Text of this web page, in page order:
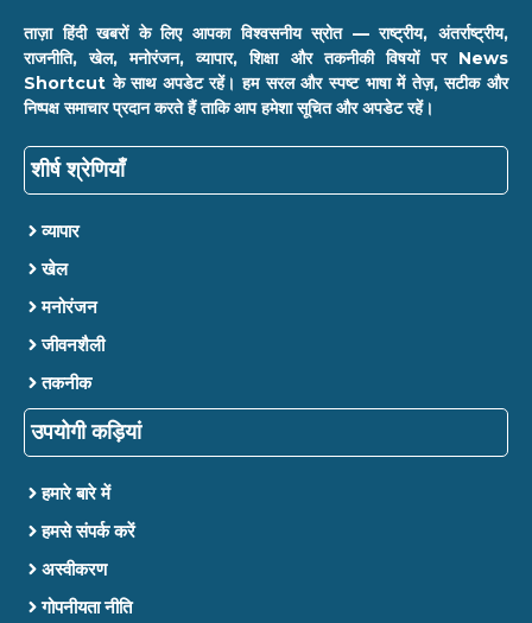
ताज़ा हिंदी खबरों के लिए आपका विश्वसनीय स्रोत — राष्ट्रीय, अंतर्राष्ट्रीय,
राजनीति, खेल, मनोरंजन, व्यापार, शिक्षा और तकनीकी विषयों पर News
Shortcut के साथ अपडेट रहें। हम सरल और स्पष्ट भाषा में तेज़, सटीक और
निष्पक्ष समाचार प्रदान करते हैं ताकि आप हमेशा सूचित और अपडेट रहें।
शीर्ष श्रेणियाँ
व्यापार
खेल
मनोरंजन
जीवनशैली
तकनीक
उपयोगी कड़ियां
हमारे बारे में
हमसे संपर्क करें
अस्वीकरण
गोपनीयता नीति